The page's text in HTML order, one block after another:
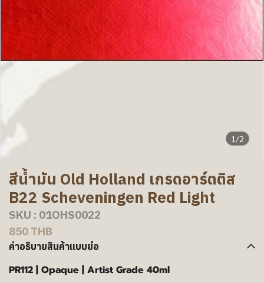
1/2
สีน้ำมัน Old Holland เกรดอาร์ตติส
B22 Scheveningen Red Light
SKU : 01OHS0022
850 THB
คำอธิบายสินค้าแบบย่อ
PR112 | Opaque | Artist Grade 40ml